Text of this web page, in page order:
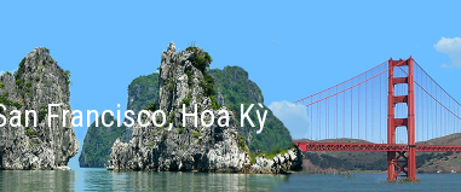
Francisco, Hoa Kỳ